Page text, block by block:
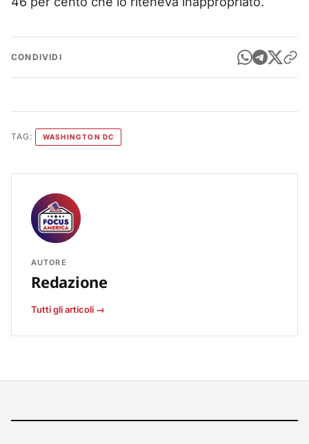
CONDIVIDI
TAG: WASHINGTON DC
AUTORE
Redazione
Tutti gli articoli →